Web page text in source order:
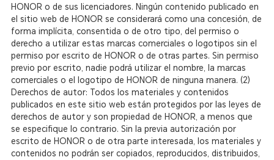
HONOR o de sus licenciadores. Ningún contenido publicado en
el sitio web de HONOR se considerará como una concesión, de
forma implícita, consentida o de otro tipo, del permiso o
derecho a utilizar estas marcas comerciales o logotipos sin el
permiso por escrito de HONOR o de otras partes. Sin permiso
previo por escrito, nadie podrá utilizar el nombre, la marcas
comerciales o el logotipo de HONOR de ninguna manera. (2)
Derechos de autor: Todos los materiales y contenidos
publicados en este sitio web están protegidos por las leyes de
derechos de autor y son propiedad de HONOR, a menos que
se especifique lo contrario. Sin la previa autorización por
escrito de HONOR o de otra parte interesada, los materiales y
contenidos no podrán ser copiados, reproducidos, distribuidos,